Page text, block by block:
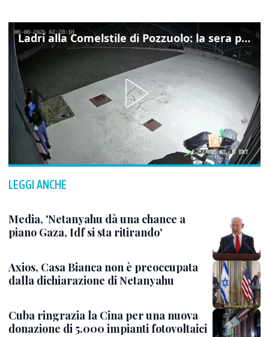
Ladri alla Comelstile di Pozzuolo: la sera prima il tentato furto a Buja, ecco le immagini
LEGGI ANCHE
Media, 'Netanyahu dà una chance a
piano Gaza, Idf si sta ritirando'
Axios, Casa Bianca non è preoccupata
dalla dichiarazione di Netanyahu
Cuba ringrazia la Cina per una nuova
donazione di 5.000 impianti fotovoltaici